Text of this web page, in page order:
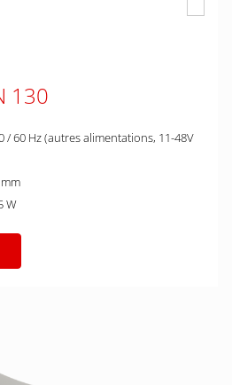
130
/ 60 Hz (autres alimentations, 11-48V
W